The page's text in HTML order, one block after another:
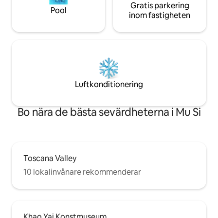
Pool
Gratis parkering
inom fastigheten
Luftkonditionering
Bo nära de bästa sevärdheterna i Mu Si
Toscana Valley
10 lokalinvånare rekommenderar